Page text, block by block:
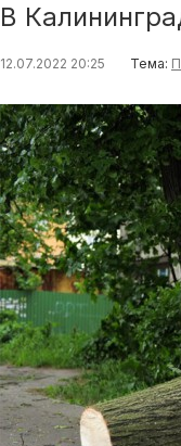
В
12.07.2022 20:25 Тема: